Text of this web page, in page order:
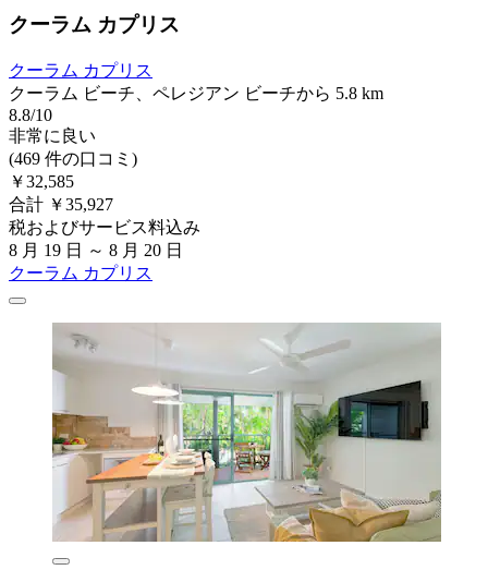
クーラム カプリス
クーラム カプリス
クーラム ビーチ、ペレジアン ビーチから 5.8 km
8.8/10
非常に良い
(469 件の口コミ)
￥32,585
合計 ￥35,927
税およびサービス料込み
8 月 19 日 ～ 8 月 20 日
クーラム カプリス